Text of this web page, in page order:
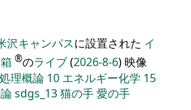
沢キャンパスに設置された イ
®のライブ(2026-8-6) 映像
理概論 10 エネルギー化学 15
sdgs_13猫の手愛の手